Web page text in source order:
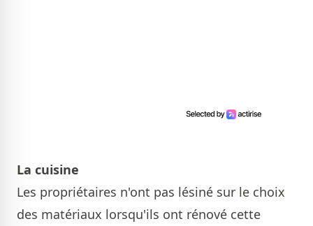
La cuisine
Les propriétaires n'ont pas lésiné sur le choix
des matériaux lorsqu'ils ont rénové cette